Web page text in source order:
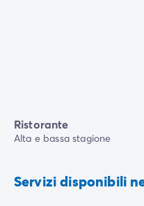
Ristorante
Alta e bassa stagione
Servizi disponibili